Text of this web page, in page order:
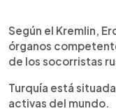
Según el Kremlin,
órganos
de los socorristas
Turquía está
activas del mundo.